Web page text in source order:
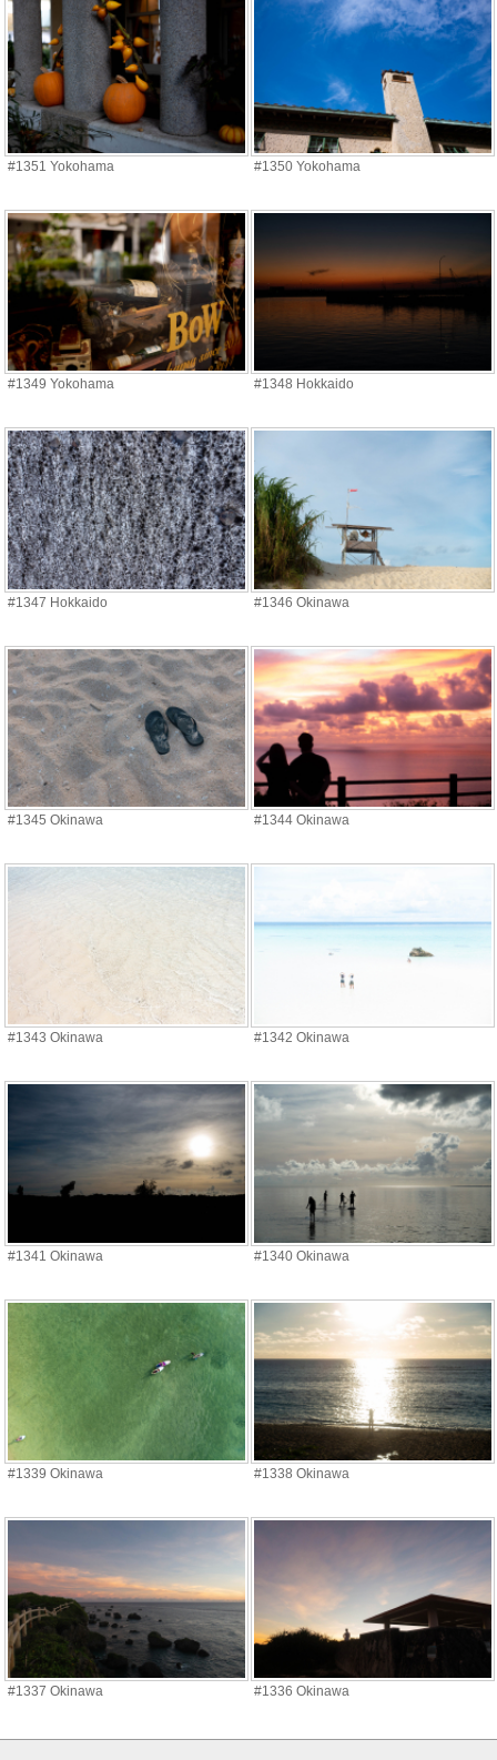
#1351 Yokohama #1350 Yokohama
#1349 Yokohama #1348 Hokkaido
#1347 Hokkaido #1346 Okinawa
#1345 Okinawa #1344 Okinawa
#1343 Okinawa #1342 Okinawa
#1341 Okinawa #1340 Okinawa
#1339 Okinawa #1338 Okinawa
#1337 Okinawa #1336 Okinawa